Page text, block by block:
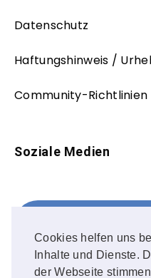
Cookies helfen uns
Inhalte und Dienste.
der Webseite
Datenschutz
Haftungshinweis /
Community-Richtlinien
Soziale Medien
FOLLOW ME!
Instagram